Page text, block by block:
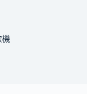
機